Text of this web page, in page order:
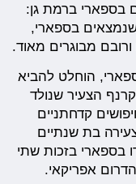
בספארי ברמת גן:
בספארי,
מבוגרים מאוד.
הוחלט להביא
הצעיר שנולד
קדחתניים
בת שנתיים
בספארי בזכות שתי
אפריקאי.